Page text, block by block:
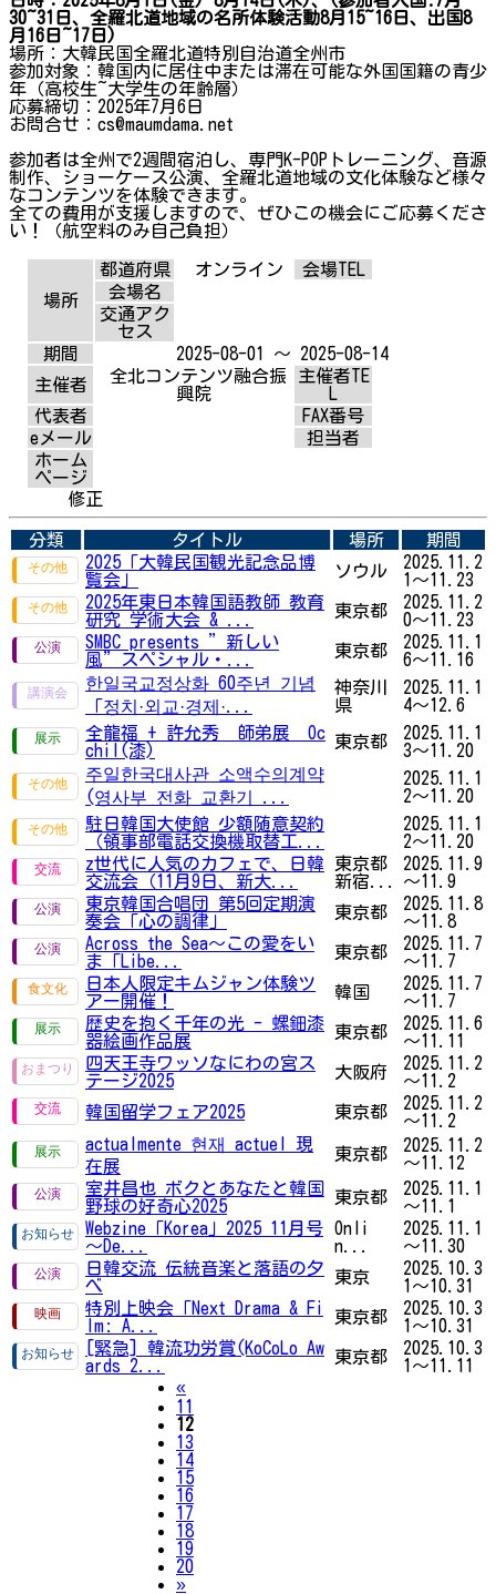
30~31日、全羅北道地域の名所体験活動8月15~16日、出国8
月16日~17日)
場所：大韓民国全羅北道特別自治道全州市
参加対象：韓国内に居住中または滞在可能な外国国籍の青少
年（高校生~大学生の年齢層）
応募締切：2025年7月6日
お問合せ：cs@maumdama.net
参加者は全州で2週間宿泊し、専門K-POPトレーニング、音源
制作、ショーケース公演、全羅北道地域の文化体験など様々
なコンテンツを体験できます。
全ての費用が支援しますので、ぜひこの機会にご応募くださ
い！（航空料のみ自己負担）
場所
都道府県 オンライン
会場TEL
会場名
交通アク
セス
期間
2025-08-01 ～ 2025-08-14
主催者
全北コンテンツ融合振
興院
主催者TE
代表者
FAX番号
eメール
担当者
ホーム
ページ
修正
分類 タイトル 場所
期間
2025「大韓民国観光記念品博
覧会」
ソウル
2025.11.2
1～11.23
2025年東日本韓国語教師 教育
研究 学術大会 & ...
東京都
2025.11.2
0～11.23
SMBC presents ”新しい
風”スペシャル・...
東京都
2025.11.1
6～11.16
한일국교정상화 60주년 기념
「︎정치·외교·경제·...
神奈川
県
2025.11.1
4～12.6
全龍福 + 許允秀 師弟展 Oc
chil(漆)
東京都
2025.11.1
3～11.20
주일한국대사관 소액수의계약
(영사부 전화 교환기 ...
2025.11.1
2～11.20
駐日韓国大使館 少額随意契約
（領事部電話交換機取替工...
2025.11.1
2～11.20
z世代に人気のカフェで、日韓
交流会（11月9日、新大...
東京都
新宿...
2025.11.9
～11.9
東京韓国合唱団 第5回定期演
奏会「心の調律」
東京都
2025.11.8
～11.8
Across the Sea～この愛をい
ま「Libe...
東京都
2025.11.7
～11.7
日本人限定キムジャン体験ツ
アー開催！
韓国
2025.11.7
～11.7
歴史を抱く千年の光 - 螺鈿漆
器絵画作品展
東京都
2025.11.6
～11.11
四天王寺ワッソなにわの宮ス
テージ2025
大阪府
2025.11.2
～11.2
韓国留学フェア2025
東京都
2025.11.2
～11.2
actualmente 현재 actuel 現
在展
東京都
2025.11.2
～11.12
室井昌也 ボクとあなたと韓国
野球の好奇心2025
東京都
2025.11.1
～11.1
Webzine「Korea」2025 11月号
～De...
Onli
n...
2025.11.1
～11.30
日韓交流 伝統音楽と落語の夕
べ
東京
2025.10.3
1～10.31
特別上映会「Next Drama & Fi
lm: A...
東京都
2025.10.3
1～10.31
[緊急] 韓流功労賞(KoCoLo Aw
ards 2...
東京都
2025.10.3
1～11.11
«Previous
11
12
13
14
15
16
17
18
19
20
»Next